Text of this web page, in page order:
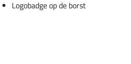
Logobadge op de borst